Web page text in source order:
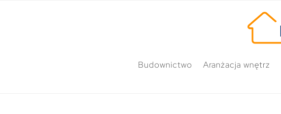
Budownictwo Aranżacja wnętrz